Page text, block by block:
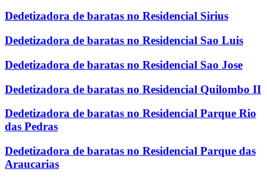
Dedetizadora de baratas no Residencial Sirius
Dedetizadora de baratas no Residencial Sao Luis
Dedetizadora de baratas no Residencial Sao Jose
Dedetizadora de baratas no Residencial Quilombo II
Dedetizadora de baratas no Residencial Parque Rio
das Pedras
Dedetizadora de baratas no Residencial Parque das
Araucarias